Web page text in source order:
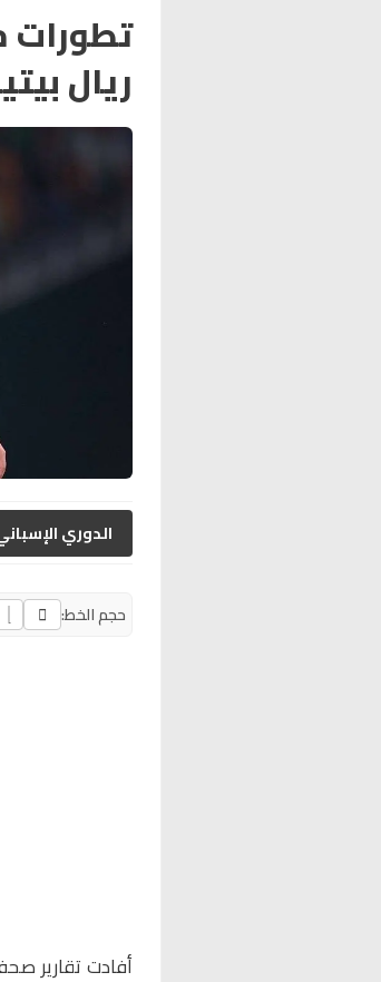
تطورات
ريال
الدوري
حجم الخط:
أفادت تقارير